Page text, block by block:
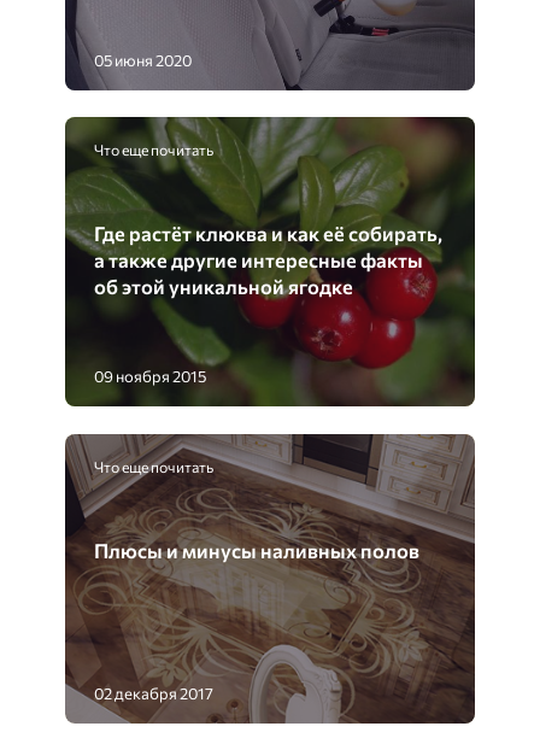
05 июня 2020
Что еще почитать
Где растёт клюква и как её собирать,
а также другие интересные факты
об этой уникальной ягодке
09 ноября 2015
Что еще почитать
Плюсы и минусы наливных полов
02 декабря 2017